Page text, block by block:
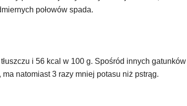
połowów spada.
i 56 kcal w 100 g. Spośród innych gatunków
natomiast 3 razy mniej potasu niż pstrąg.